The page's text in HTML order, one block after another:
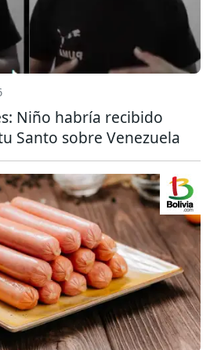
Niño habría recibido
Santo sobre Venezuela